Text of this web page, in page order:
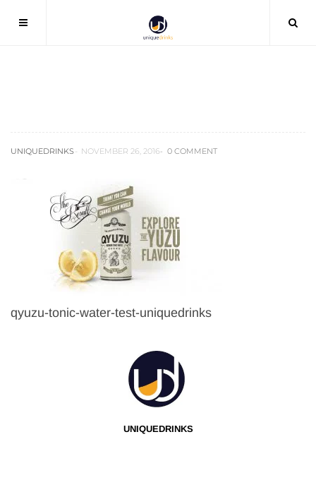
UNIQUEDRINKS NOVEMBER 26, 2016 0 COMMENT
qyuzu-tonic-water-test-uniquedrinks
UNIQUEDRINKS